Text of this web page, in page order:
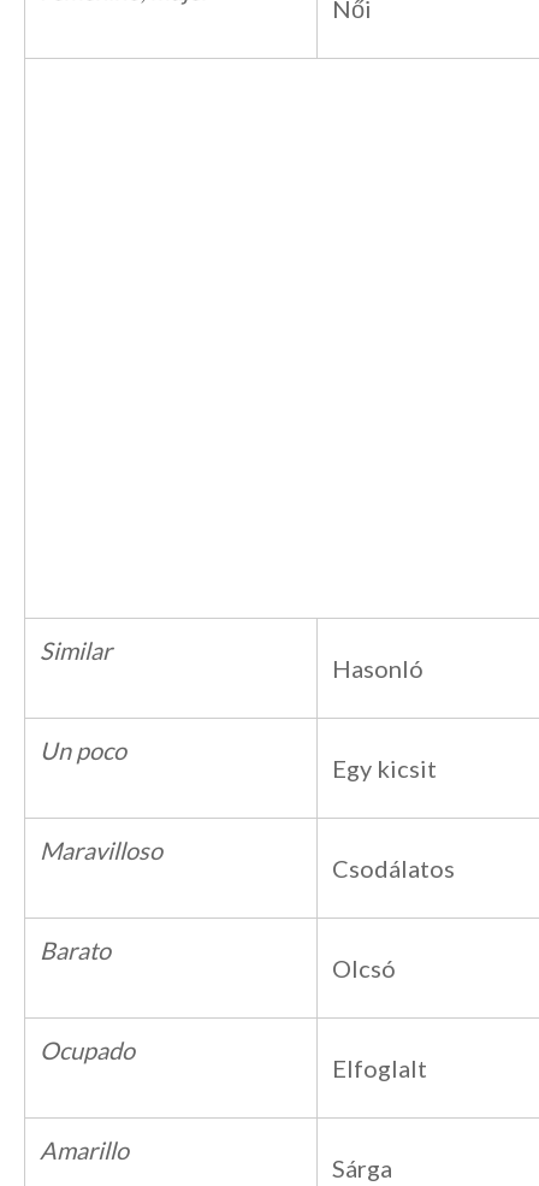
Női
Similar
Hasonló
Un poco
Egy kicsit
Maravilloso
Csodálatos
Barato
Olcsó
Ocupado
Elfoglalt
Amarillo
Sárga